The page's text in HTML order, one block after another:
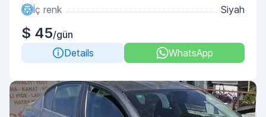
İç renk
Siyah
$ 45/gün
Details
WhatsApp